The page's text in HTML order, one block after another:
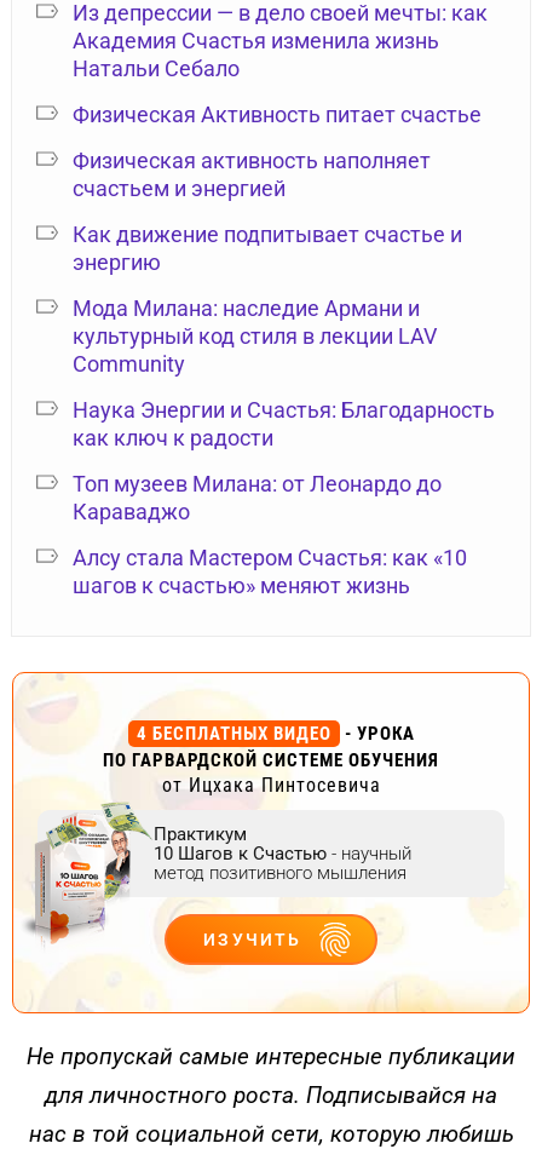
Из депрессии — в дело своей мечты: как
Академия Счастья изменила жизнь
Натальи Себало
Физическая Активность питает счастье
Физическая активность наполняет
счастьем и энергией
Как движение подпитывает счастье и
энергию
Мода Милана: наследие Армани и
культурный код стиля в лекции LAV
Community
Наука Энергии и Счастья: Благодарность
как ключ к радости
Топ музеев Милана: от Леонардо до
Караваджо
Алсу стала Мастером Счастья: как «10
шагов к счастью» меняют жизнь
4 БЕСПЛАТНЫХ ВИДЕО
- УРОКА
ПО ГАРВАРДСКОЙ СИСТЕМЕ ОБУЧЕНИЯ
от Ицхака Пинтосевича
Практикум
10 Шагов к Счастью - научный
метод позитивного мышления
ИЗУЧИТЬ
ДЕЙСТВУЙ
Не пропускай самые интересные публикации
для личностного роста. Подписывайся на
нас в той социальной сети, которую любишь